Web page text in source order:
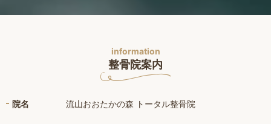
information
整骨院案内
院名 流山おおたかの森 トータル整骨院